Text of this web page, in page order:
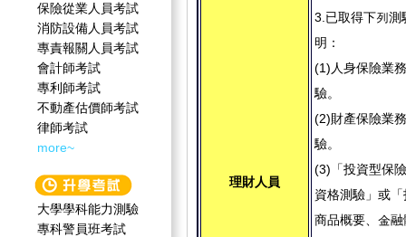
保險從業人員考試
消防設備人員考試
專責報關人員考試
會計師考試
專利師考試
不動產估價師考試
律師考試
more~
大學學科能力測驗
專科警員班考試
理財人員
3.已取得下列測
明：
(1)人身保險業
驗。
(2)財產保險業
驗。
(3)「投資型保
資格測驗」或
商品概要、金